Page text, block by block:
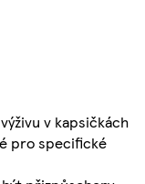
v kapsičkách
pro specifické